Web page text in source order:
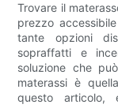
Trovare il
prezzo
tante opzioni
sopraffatti e
soluzione che
materassi è
questo articolo,